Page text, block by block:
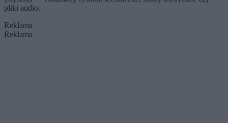
pliki audio.
Reklama
Reklama